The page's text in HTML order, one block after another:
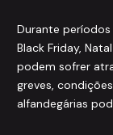
Durante
Black Friday,
podem sofrer
greves,
alfandegárias